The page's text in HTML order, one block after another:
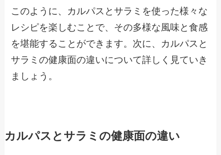
このように、カルパスとサラミを使った様々な
レシピを楽しむことで、その多様な風味と食感
を堪能することができます。次に、カルパスと
サラミの健康面の違いについて詳しく見ていき
ましょう。
カルパスとサラミの健康面の違い